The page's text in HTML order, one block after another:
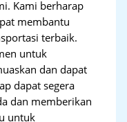
Kami berharap
membantu
terbaik.
untuk
dan dapat
dapat segera
dan memberikan
untuk